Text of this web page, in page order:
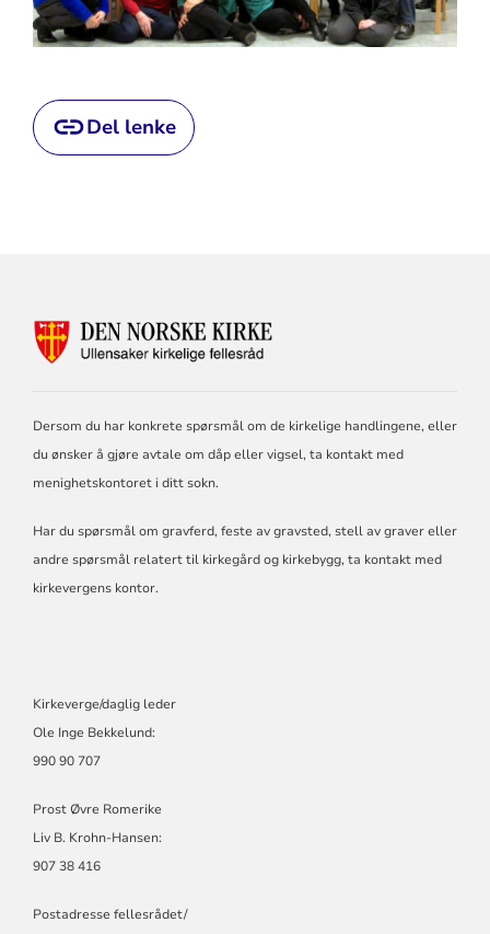
Del lenke
Dersom du har konkrete spørsmål om de kirkelige handlingene, eller
du ønsker å gjøre avtale om dåp eller vigsel, ta kontakt med
menighetskontoret i ditt sokn.
Har du spørsmål om gravferd, feste av gravsted, stell av graver eller
andre spørsmål relatert til kirkegård og kirkebygg, ta kontakt med
kirkevergens kontor.
Kirkeverge/daglig leder
Ole Inge Bekkelund:
990 90 707
Prost Øvre Romerike
Liv B. Krohn-Hansen:
907 38 416
Postadresse fellesrådet/